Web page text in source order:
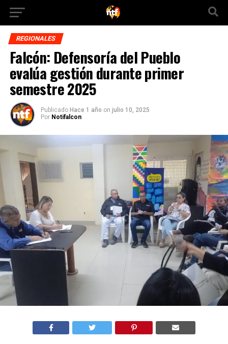
REGIONALES
Falcón: Defensoría del Pueblo
evalúa gestión durante primer
semestre 2025
Publicado Hace 1 año on julio 10, 2025
Por Notifalcon